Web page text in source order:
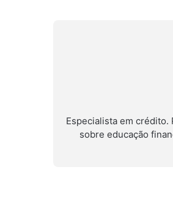
Especialista em
sobre educação